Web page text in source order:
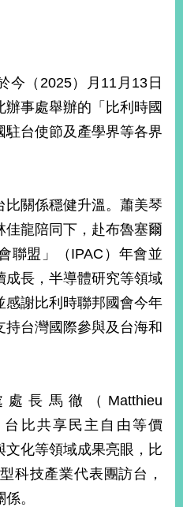
今（2025）月11月13日
事處舉辦的「比利時國
台使節及產學界等各界
比關係穩健升溫。蕭美琴
龍陪同下，赴布魯塞爾
聯盟」（IPAC）年會並
成長，半導體研究等領域
感謝比利時聯邦國會今年
台灣國際參與及台海和
長馬徹（Matthieu
台比共享民主自由等價
化等領域成果亮眼，比
科技產業代表團訪台，
。